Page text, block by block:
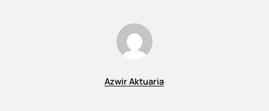
Azwir Aktuaria